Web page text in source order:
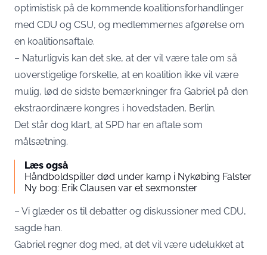
optimistisk på de kommende koalitionsforhandlinger
med CDU og CSU, og medlemmernes afgørelse om
en koalitionsaftale.
– Naturligvis kan det ske, at der vil være tale om så
uoverstigelige forskelle, at en koalition ikke vil være
mulig, lød de sidste bemærkninger fra Gabriel på den
ekstraordinære kongres i hovedstaden, Berlin.
Det står dog klart, at SPD har en aftale som
målsætning.
Læs også
Håndboldspiller død under kamp i Nykøbing Falster
Ny bog: Erik Clausen var et sexmonster
– Vi glæder os til debatter og diskussioner med CDU,
sagde han.
Gabriel regner dog med, at det vil være udelukket at